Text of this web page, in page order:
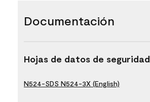
Documentación
Hojas de datos de seguridad
N524-SDS N524-3X (English)